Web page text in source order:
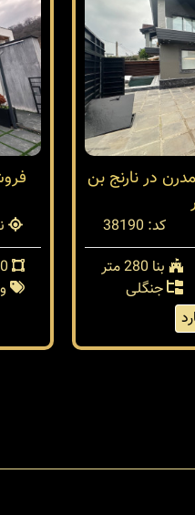
در نارنج بن
کد: 38190
بنا 280 متر
جنگلی